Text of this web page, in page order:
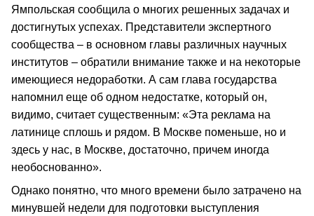
Ямпольская сообщила о многих решенных задачах и
достигнутых успехах. Представители экспертного
сообщества – в основном главы различных научных
институтов – обратили внимание также и на некоторые
имеющиеся недоработки. А сам глава государства
напомнил еще об одном недостатке, который он,
видимо, считает существенным: «Эта реклама на
латинице сплошь и рядом. В Москве поменьше, но и
здесь у нас, в Москве, достаточно, причем иногда
необоснованно».
Однако понятно, что много времени было затрачено на
минувшей недели для подготовки выступления